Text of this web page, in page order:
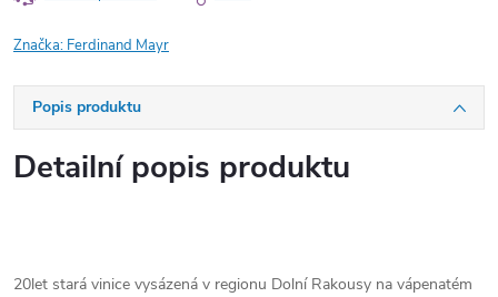
Značka: Ferdinand Mayr
Popis produktu
Detailní popis produktu
20let stará vinice vysázená v regionu Dolní Rakousy na vápenatém